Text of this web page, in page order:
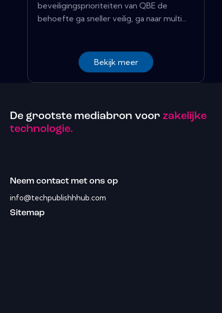
beveiligingsprioriteiten van QBE de
behoefte ga sneller veilig, ga naar multi...
Bekijk meer
De grootste mediabron voor zakelijke
technologie.
Neem contact met ons op
info@techpublishhhub.com
Sitemap